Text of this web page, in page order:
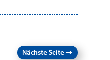
Nächste Seite→